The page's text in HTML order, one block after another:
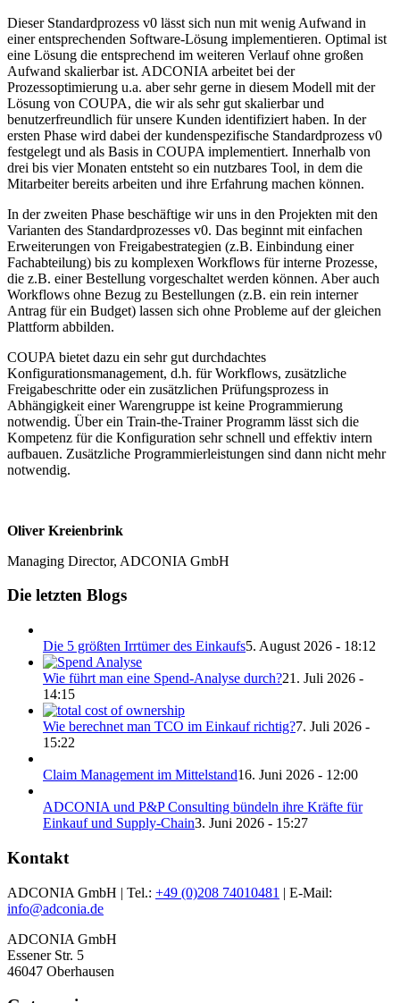
Dieser Standardprozess v0 lässt sich nun mit wenig Aufwand in
einer entsprechenden Software-Lösung implementieren. Optimal ist
eine Lösung die entsprechend im weiteren Verlauf ohne großen
Aufwand skalierbar ist. ADCONIA arbeitet bei der
Prozessoptimierung u.a. aber sehr gerne in diesem Modell mit der
Lösung von COUPA, die wir als sehr gut skalierbar und
benutzerfreundlich für unsere Kunden identifiziert haben. In der
ersten Phase wird dabei der kundenspezifische Standardprozess v0
festgelegt und als Basis in COUPA implementiert. Innerhalb von
drei bis vier Monaten entsteht so ein nutzbares Tool, in dem die
Mitarbeiter bereits arbeiten und ihre Erfahrung machen können.
In der zweiten Phase beschäftige wir uns in den Projekten mit den
Varianten des Standardprozesses v0. Das beginnt mit einfachen
Erweiterungen von Freigabestrategien (z.B. Einbindung einer
Fachabteilung) bis zu komplexen Workflows für interne Prozesse,
die z.B. einer Bestellung vorgeschaltet werden können. Aber auch
Workflows ohne Bezug zu Bestellungen (z.B. ein rein interner
Antrag für ein Budget) lassen sich ohne Probleme auf der gleichen
Plattform abbilden.
COUPA bietet dazu ein sehr gut durchdachtes
Konfigurationsmanagement, d.h. für Workflows, zusätzliche
Freigabeschritte oder ein zusätzlichen Prüfungsprozess in
Abhängigkeit einer Warengruppe ist keine Programmierung
notwendig. Über ein Train-the-Trainer Programm lässt sich die
Kompetenz für die Konfiguration sehr schnell und effektiv intern
aufbauen. Zusätzliche Programmierleistungen sind dann nicht mehr
notwendig.
Oliver Kreienbrink
Managing Director, ADCONIA GmbH
Die letzten Blogs
Die 5 größten Irrtümer des Einkaufs5. August 2026 - 18:12
Wie führt man eine Spend-Analyse durch?21. Juli 2026 -
14:15
Wie berechnet man TCO im Einkauf richtig?7. Juli 2026 -
15:22
Claim Management im Mittelstand16. Juni 2026 - 12:00
ADCONIA und P&P Consulting bündeln ihre Kräfte für
Einkauf und Supply-Chain3. Juni 2026 - 15:27
Kontakt
ADCONIA GmbH | Tel.: +49 (0)208 74010481 | E-Mail:
info@adconia.de
ADCONIA GmbH
Essener Str. 5
46047 Oberhausen